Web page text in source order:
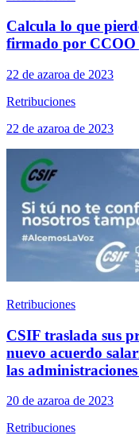
Calcula lo que
firmado por CCOO
22 de azaroa de 2023
Retribuciones
22 de azaroa de 2023
Retribuciones
CSIF traslada sus
nuevo acuerdo
las
20 de azaroa de 2023
Retribuciones